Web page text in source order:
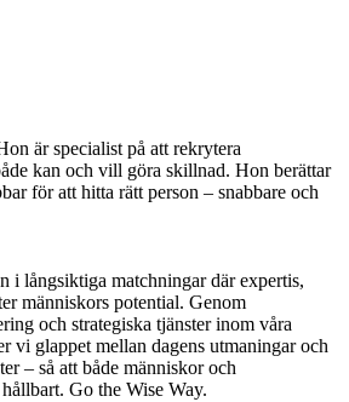
är specialist på att rekrytera
kan och vill göra skillnad. Hon berättar
för att hitta rätt person – snabbare och
i långsiktiga matchningar där expertis,
människors potential. Genom
och strategiska tjänster inom våra
vi glappet mellan dagens utmaningar och
– så att både människor och
Go the Wise Way.